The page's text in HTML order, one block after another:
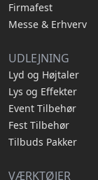
Firmafest
Messe & Erhverv
UDLEJNING
Lyd og Højtaler
Lys og Effekter
Event Tilbehør
Fest Tilbehør
Tilbuds Pakker
VÆRKTØJER